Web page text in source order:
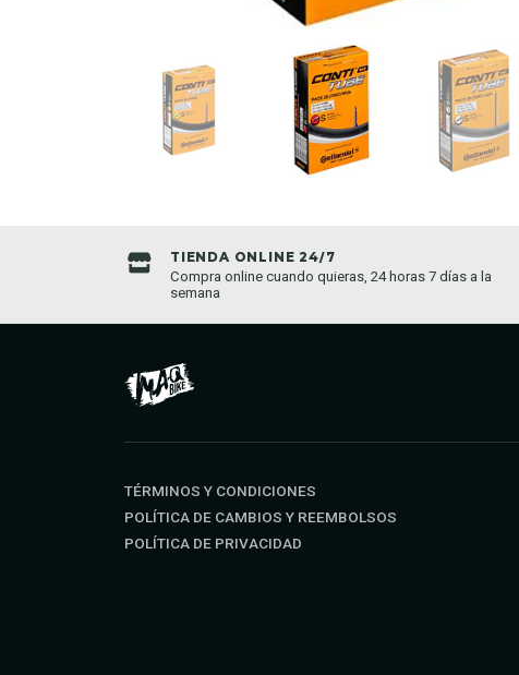
TIENDA ONLINE 24/7
Compra online cuando quieras, 24 horas 7 días a la
semana
TÉRMINOS Y CONDICIONES
POLÍTICA DE CAMBIOS Y REEMBOLSOS
POLÍTICA DE PRIVACIDAD